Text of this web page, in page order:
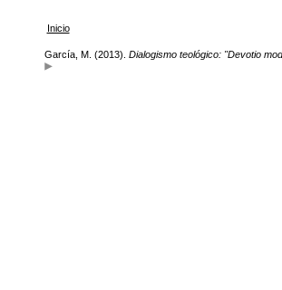
Inicio
García, M. (2013). Dialogismo teológico: "Devotio